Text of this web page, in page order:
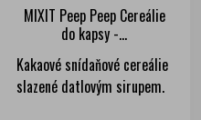
MIXIT Peep Peep Cereálie
do kapsy -...
Kakaové snídaňové cereálie
slazené datlovým sirupem.